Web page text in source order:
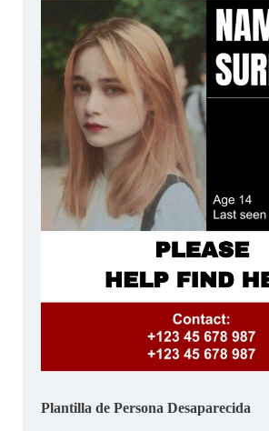
Plantilla de Persona Desaparecida